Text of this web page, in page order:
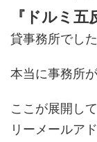
『ドルミ五
貸事務所でした
本当に事務所
ここが展開し
リーメールア